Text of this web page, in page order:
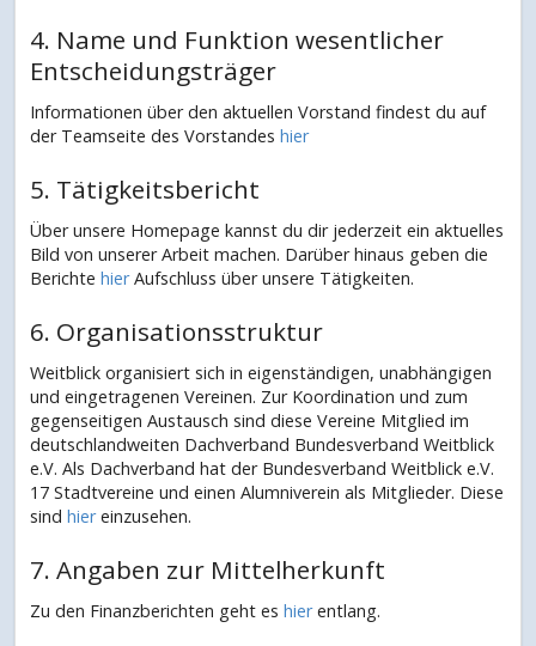
4. Name und Funktion wesentlicher
Entscheidungsträger
Informationen über den aktuellen Vorstand findest du auf
der Teamseite des Vorstandes hier
5. Tätigkeitsbericht
Über unsere Homepage kannst du dir jederzeit ein aktuelles
Bild von unserer Arbeit machen. Darüber hinaus geben die
Berichte hierAufschluss über unsere Tätigkeiten.
6. Organisationsstruktur
Weitblick organisiert sich in eigenständigen, unabhängigen
und eingetragenen Vereinen. Zur Koordination und zum
gegenseitigen Austausch sind diese Vereine Mitglied im
deutschlandweiten Dachverband Bundesverband Weitblick
e.V. Als Dachverband hat der Bundesverband Weitblick e.V.
17 Stadtvereine und einen Alumniverein als Mitglieder. Diese
sind hiereinzusehen.
7. Angaben zur Mittelherkunft
Zu den Finanzberichten geht es hierentlang.